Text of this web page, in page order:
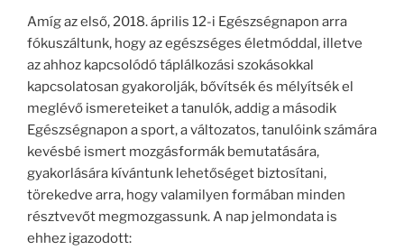
Amíg az első, 2018. április 12-i Egészségnapon arra
fókuszáltunk, hogy az egészséges életmóddal, illetve
az ahhoz kapcsolódó táplálkozási szokásokkal
kapcsolatosan gyakorolják, bővítsék és mélyítsék el
meglévő ismereteiket a tanulók, addig a második
Egészségnapon a sport, a változatos, tanulóink számára
kevésbé ismert mozgásformák bemutatására,
gyakorlására kívántunk lehetőséget biztosítani,
törekedve arra, hogy valamilyen formában minden
résztvevőt megmozgassunk. A nap jelmondata is
ehhez igazodott: